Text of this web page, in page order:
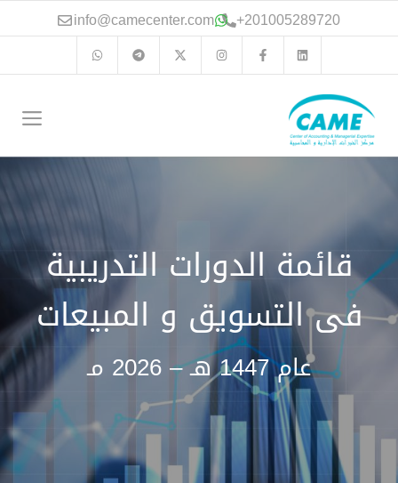
انتقل
إلى 201005289720
+
info@camecenter.com
قائمة الدورات التدريبية
فى التسويق و المبيعات
عام 1447 هـ – 2026 مـ